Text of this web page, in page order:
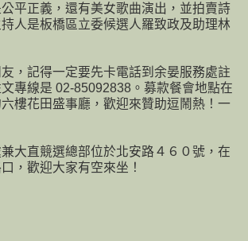
平正義，還有美女歌曲演出，並拍賣詩
人是板橋區立委候選人羅致政及助理林
，記得一定要先卡電話到余晏服務處註
專線是 02-85092838。募款餐會地點在
樓花田盛事廳，歡迎來贊助逗鬧熱！一
大直競選總部位於北安路４６０號，在
，歡迎大家有空來坐！